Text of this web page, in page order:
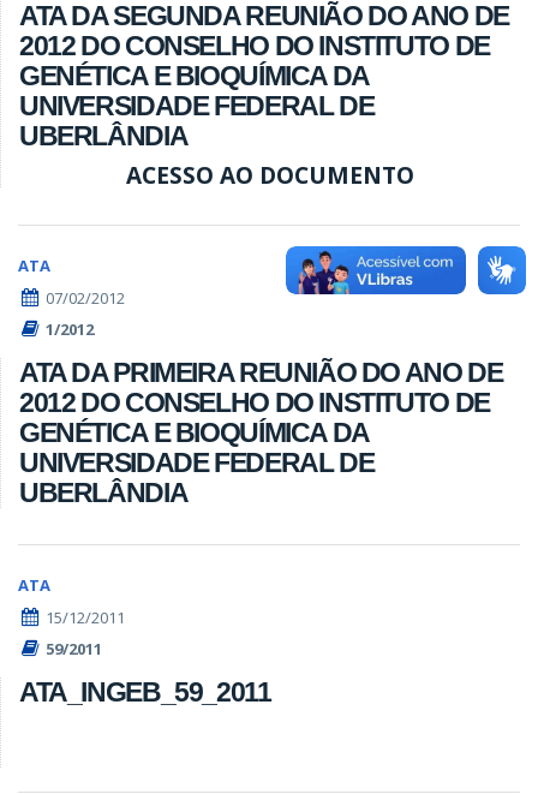
ATA DA SEGUNDA REUNIÃO DO ANO DE
2012 DO CONSELHO DO INSTITUTO DE
GENÉTICA E BIOQUÍMICA DA
UNIVERSIDADE FEDERAL DE
UBERLÂNDIA
ACESSO AO DOCUMENTO
ATA
07/02/2012
1/2012
ATA DA PRIMEIRA REUNIÃO DO ANO DE
2012 DO CONSELHO DO INSTITUTO DE
GENÉTICA E BIOQUÍMICA DA
UNIVERSIDADE FEDERAL DE
UBERLÂNDIA
ATA
15/12/2011
59/2011
ATA_INGEB_59_2011